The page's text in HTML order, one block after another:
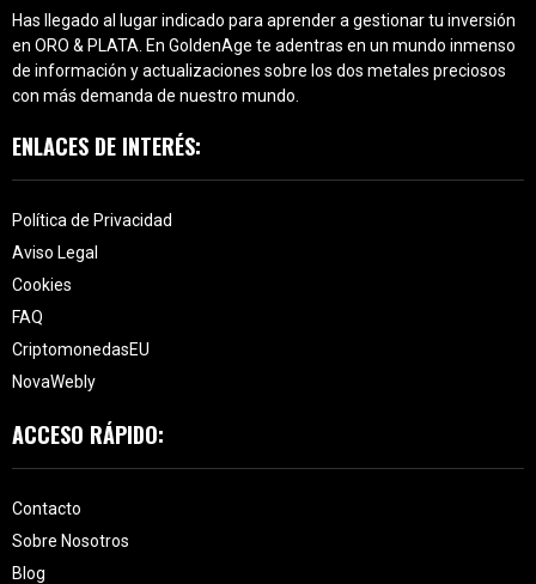
Has llegado al lugar indicado para aprender a gestionar tu inversión
en ORO & PLATA. En GoldenAge te adentras en un mundo inmenso
de información y actualizaciones sobre los dos metales preciosos
con más demanda de nuestro mundo.
ENLACES DE INTERÉS:
Política de Privacidad
Aviso Legal
Cookies
FAQ
CriptomonedasEU
NovaWebly
ACCESO RÁPIDO:
Contacto
Sobre Nosotros
Blog